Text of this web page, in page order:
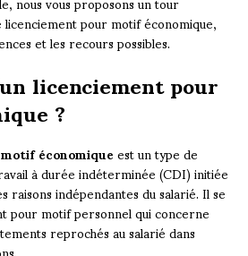
pour motif économique,
et les recours possibles.
licenciement pour
?
économiqueest un type de
à durée indéterminée (CDI) initiée
raisons indépendantes du salarié. Il se
pour motif personnel qui concerne
reprochés au salarié dans